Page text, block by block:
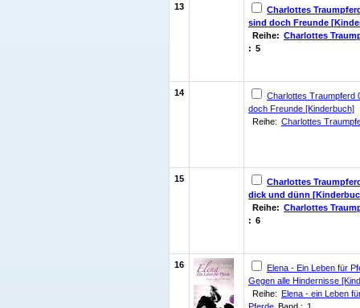
13
Charlottes
sind doch Freunde
Reihe: Charlottes
: 5
14
Charlottes Traumpferd
doch Freunde [Kinderbuch]
Reihe: Charlottes
15
Charlottes
dick und dünn
Reihe: Charlottes
: 6
16
Elena - Ein Leben für
Gegen alle Hindernisse
Reihe: Elena - ein Leben